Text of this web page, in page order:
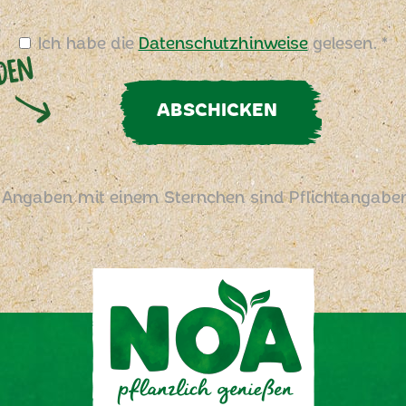
Ich habe dieDatenschutzhinweisegelesen. *
ABSCHICKEN
mit einem Sternchen sind